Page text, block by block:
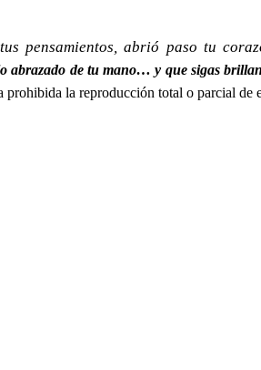
pensamientos, abrió paso tu
abrazado de tu mano… y que sigas
prohibida la reproducción total o parcial de